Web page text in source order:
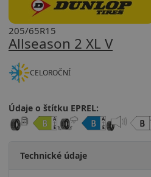
Allseason 2 XL V
205/65R15
CELOROČNÍ
Údaje o štítku EPREL:
Technické údaje